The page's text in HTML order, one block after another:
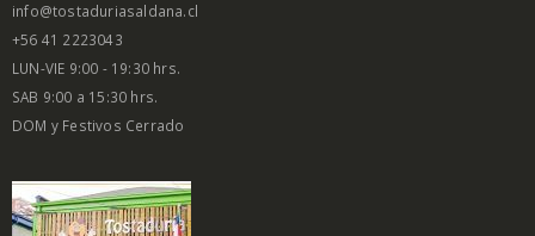
info@tostaduriasaldana.cl
+56 41 2223043
LUN-VIE 9:00 - 19:30 hrs.
SAB 9:00 a 15:30 hrs.
DOM y Festivos Cerrado